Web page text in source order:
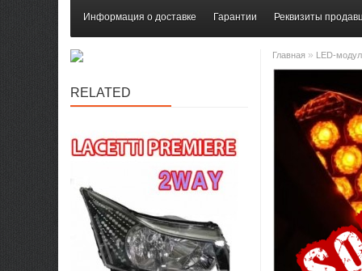
Информация о доставке Гарантии Реквизиты
RELATED
Главная » LED-